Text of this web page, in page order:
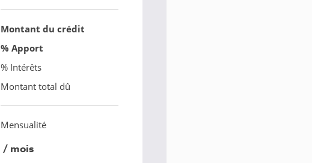
Montant du crédit
% Apport
% Intérêts
Montant total dû
Mensualité
/ mois